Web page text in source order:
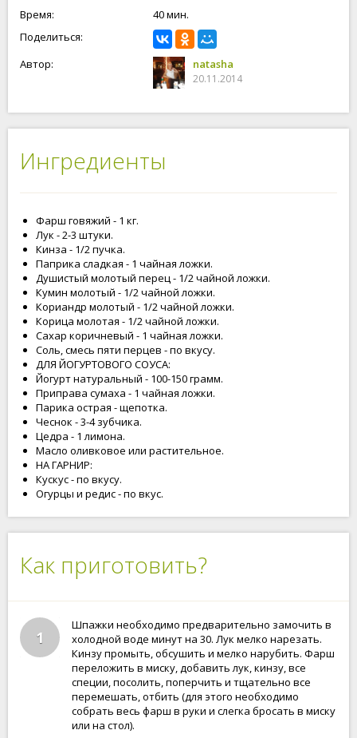
Время:
40 мин.
Поделиться:
Автор:
natasha
20.11.2014
Ингредиенты
Фарш говяжий - 1 кг.
Лук - 2-3 штуки.
Кинза - 1/2 пучка.
Паприка сладкая - 1 чайная ложки.
Душистый молотый перец - 1/2 чайной ложки.
Кумин молотый - 1/2 чайной ложки.
Кориандр молотый - 1/2 чайной ложки.
Корица молотая - 1/2 чайной ложки.
Сахар коричневый - 1 чайная ложки.
Соль, смесь пяти перцев - по вкусу.
ДЛЯ ЙОГУРТОВОГО СОУСА:
Йогурт натуральный - 100-150 грамм.
Приправа сумаха - 1 чайная ложки.
Парика острая - щепотка.
Чеснок - 3-4 зубчика.
Цедра - 1 лимона.
Масло оливковое или растительное.
НА ГАРНИР:
Кускус - по вкусу.
Огурцы и редис - по вкус.
Как приготовить?
1
Шпажки необходимо предварительно замочить в
холодной воде минут на 30. Лук мелко нарезать.
Кинзу промыть, обсушить и мелко нарубить. Фарш
переложить в миску, добавить лук, кинзу, все
специи, посолить, поперчить и тщательно все
перемешать, отбить (для этого необходимо
собрать весь фарш в руки и слегка бросать в миску
или на стол).